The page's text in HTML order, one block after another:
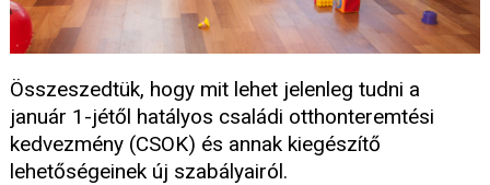
Összeszedtük, hogy mit lehet jelenleg tudni a
január 1-jétől hatályos családi otthonteremtési
kedvezmény (CSOK) és annak kiegészítő
lehetőségeinek új szabályairól.